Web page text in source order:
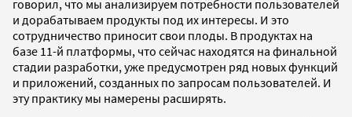
говорил, что мы анализируем потребности пользователей
и дорабатываем продукты под их интересы. И это
сотрудничество приносит свои плоды. В продуктах на
базе 11-й платформы, что сейчас находятся на финальной
стадии разработки, уже предусмотрен ряд новых функций
и приложений, созданных по запросам пользователей. И
эту практику мы намерены расширять.